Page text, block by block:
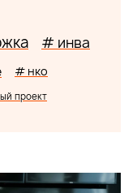
# инва
# нко
проект